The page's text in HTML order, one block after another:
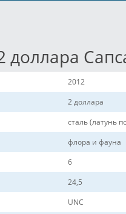
доллара
2012
2 доллара
сталь (латунь
флора и фауна
6
24,5
UNC